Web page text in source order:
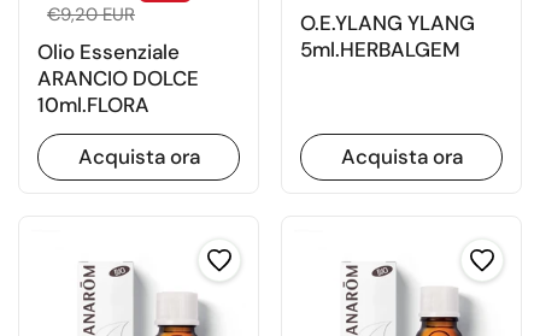
€9,20 EUR
Olio Essenziale
ARANCIO DOLCE
10ml.FLORA
Acquista ora
O.E.YLANG YLANG
5ml.HERBALGEM
Acquista ora